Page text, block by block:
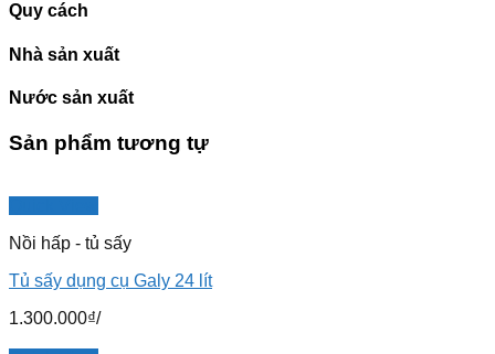
Quy cách
Nhà sản xuất
Nước sản xuất
Sản phẩm tương tự
Nồi hấp - tủ sấy
Tủ sấy dụng cụ Galy 24 lít
1.300.000₫/